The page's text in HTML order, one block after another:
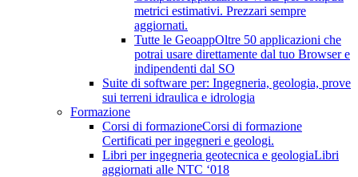
metrici estimativi. Prezzari sempre
aggiornati.
Tutte le GeoappOltre 50 applicazioni che
potrai usare direttamente dal tuo Browser e
indipendenti dal SO
Suite di software per: Ingegneria, geologia, prove
sui terreni idraulica e idrologia
Formazione
Corsi di formazioneCorsi di formazione
Certificati per ingegneri e geologi.
Libri per ingegneria geotecnica e geologiaLibri
aggiornati alle NTC ‘018